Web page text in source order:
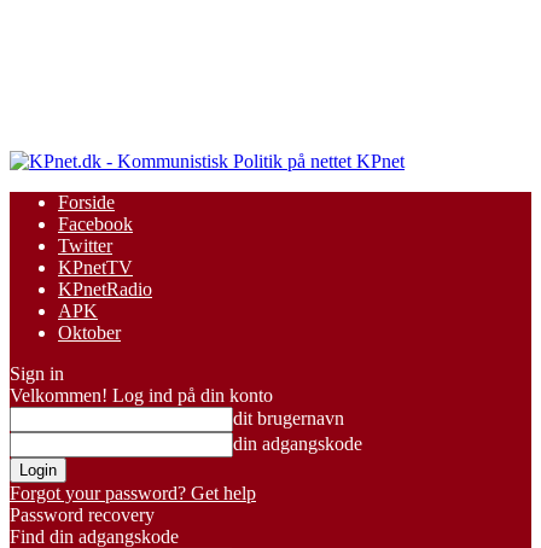
KPnet
Forside
Facebook
Twitter
KPnetTV
KPnetRadio
APK
Oktober
Sign in
Velkommen! Log ind på din konto
dit brugernavn
din adgangskode
Forgot your password? Get help
Password recovery
Find din adgangskode